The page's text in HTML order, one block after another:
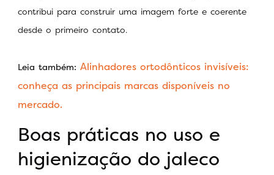
contribui para construir uma imagem forte e coerente
desde o primeiro contato.
Leia também: Alinhadores ortodônticos invisíveis:
conheça as principais marcas disponíveis no
mercado.
Boas práticas no uso e
higienização do jaleco